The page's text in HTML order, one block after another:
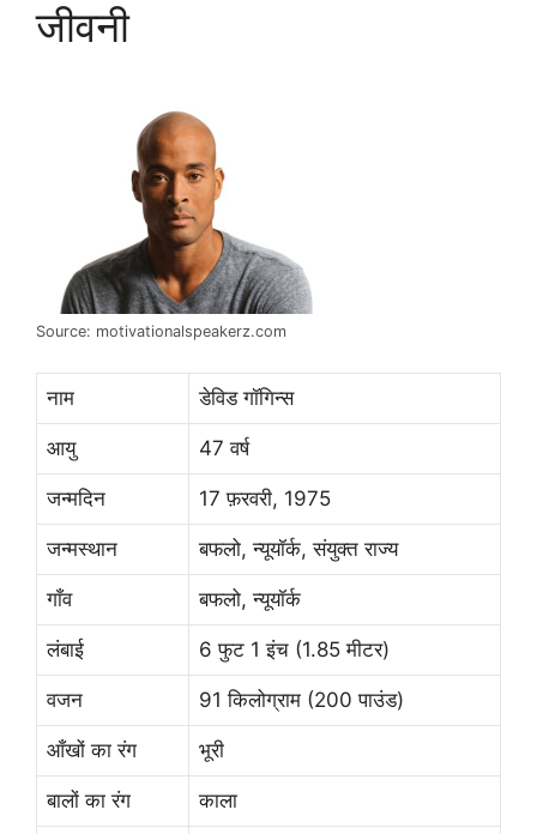
जीवनी
Source: motivationalspeakerz.com
नाम डेविड गॉगिन्स
आयु 47 वर्ष
जन्मदिन 17 फ़रवरी, 1975
जन्मस्थान बफलो, न्यूयॉर्क, संयुक्त राज्य
गाँव बफलो, न्यूयॉर्क
लंबाई 6 फुट 1 इंच (1.85 मीटर)
वजन 91 किलोग्राम (200 पाउंड)
आँखों का रंग भूरी
बालों का रंग काला